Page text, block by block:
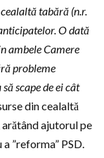
tabără (n.r.
O dată
ambele Camere
probleme
scape de ei cât
din cealaltă
ajutorul pe
”reforma” PSD.